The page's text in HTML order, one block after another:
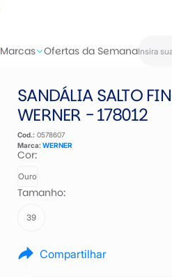
Marcas Ofertas da Semana
SANDÁLIA SALTO
WERNER - 178012
Cod.: 0578607
Marca: WERNER
Cor:
Ouro
Tamanho:
39
Compartilhar